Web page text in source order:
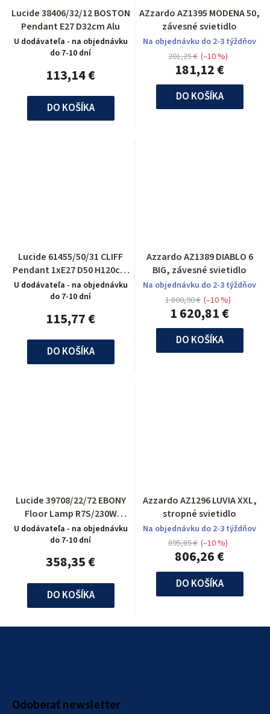
Lucide 38406/32/12 BOSTON
Pendant E27 D32cm Alu
U dodávateľa - na objednávku
do 7-10 dní
113,14 €
DO KOŠÍKA
AZzardo AZ1395 MODENA 50,
závesné svietidlo
Na objednávku do 2-3 týždňov
181,12 €
201,25 € (–10 %)
DO KOŠÍKA
Lucide 61455/50/31 CLIFF
Pendant 1xE27 D50 H120cm
White
U dodávateľa - na objednávku
do 7-10 dní
115,77 €
DO KOŠÍKA
Azzardo AZ1389 DIABLO 6
BIG, závesné svietidlo
Na objednávku do 2-3 týždňov
1 620,81 €
1 800,90 € (–10 %)
DO KOŠÍKA
Lucide 39708/22/72 EBONY
Floor Lamp R7S/230W
Reading G9/33W H186cm
U dodávateľa - na objednávku
do 7-10 dní
358,35 €
DO KOŠÍKA
Azzardo AZ1296 LUVIA XXL,
stropné svietidlo
Na objednávku do 2-3 týždňov
806,26 €
895,85 € (–10 %)
DO KOŠÍKA
Odoberať newsletter